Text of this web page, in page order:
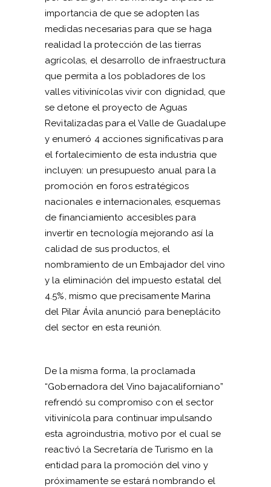
importancia de que se adopten las
medidas necesarias para que se haga
realidad la protección de las tierras
agrícolas, el desarrollo de infraestructura
que permita a los pobladores de los
valles vitivinícolas vivir con dignidad, que
se detone el proyecto de Aguas
Revitalizadas para el Valle de Guadalupe
y enumeró 4 acciones significativas para
el fortalecimiento de esta industria que
incluyen: un presupuesto anual para la
promoción en foros estratégicos
nacionales e internacionales, esquemas
de financiamiento accesibles para
invertir en tecnología mejorando así la
calidad de sus productos, el
nombramiento de un Embajador del vino
y la eliminación del impuesto estatal del
4.5%, mismo que precisamente Marina
del Pilar Ávila anunció para beneplácito
del sector en esta reunión.
De la misma forma, la proclamada
“Gobernadora del Vino bajacaliforniano”
refrendó su compromiso con el sector
vitivinícola para continuar impulsando
esta agroindustria, motivo por el cual se
reactivó la Secretaría de Turismo en la
entidad para la promoción del vino y
próximamente se estará nombrando el